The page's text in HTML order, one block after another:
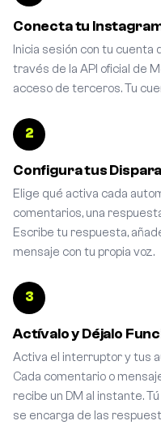
Conecta tu
Inicia sesión con tu
través de la API oficial de
acceso de terceros. Tu
2
Configura tus
Elige qué activa cada
comentarios, una
Escribe tu respuesta,
mensaje con tu propia voz.
3
Actívalo y Déjalo
Activa el interruptor y tus
Cada comentario o
recibe un DM al instante.
se encarga de las